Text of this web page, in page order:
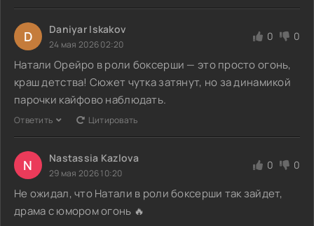
D Daniyar Iskakov
24 мая 2026 02:20
0 0
Натали Орейро в роли боксерши — это просто огонь,
краш детства! Сюжет чутка затянут, но за динамикой
парочки кайфово наблюдать.
Ответить Цитировать
N Nastassia Kazlova
29 мая 2026 10:20
0 0
Не ожидал, что Натали в роли боксерши так зайдет,
драма с юмором огонь 🔥